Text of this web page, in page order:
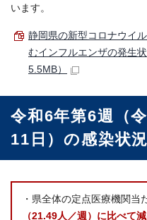
います。
静岡県の新型コロナウイ
むインフルエンザの発生
5.5MB）
令和6年第6週（
11日）の感染状
・県全体の定点医療機関当
（21.49人／週）に比べて